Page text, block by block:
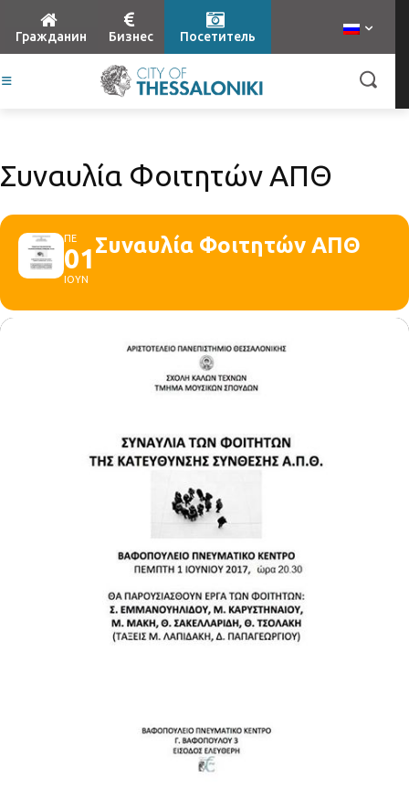
Гражданин Бизнес Посетитель
Συναυλία Φοιτητών ΑΠΘ
ΠΕ
01
ΙΟΥΝ
Συναυλία Φοιτητών ΑΠΘ